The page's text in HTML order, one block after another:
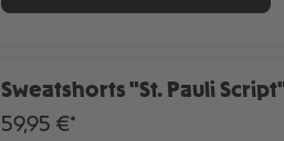
Sweatshorts "St. Pauli
59,95 €*